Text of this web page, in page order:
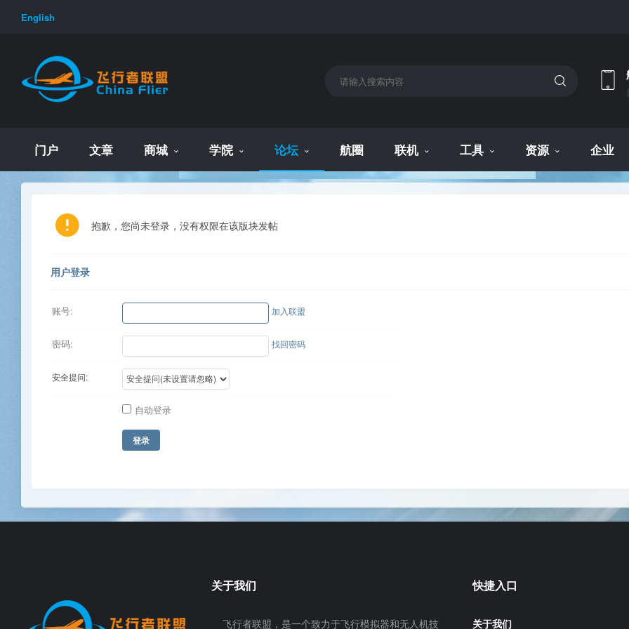
English
门户 文章 商城 学院 论坛 航圈 联机 工具 资源 企业
抱歉，您尚未登录，没有权限在该版块发帖
用户登录
账号: 加入联盟
密码: 找回密码
安全提问:
自动登录
登录
关于我们
飞行者联盟，是一个致力于飞行模拟器和无人机技
快捷入口
关于我们